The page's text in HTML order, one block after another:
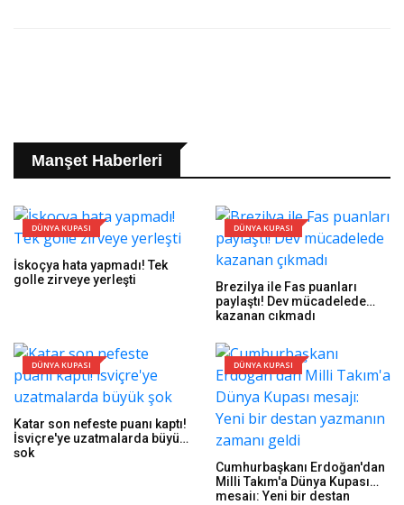
Manşet Haberleri
DÜNYA KUPASI
İskoçya hata yapmadı! Tek
golle zirveye yerleşti
DÜNYA KUPASI
Brezilya ile Fas puanları
paylaştı! Dev mücadelede
kazanan çıkmadı
DÜNYA KUPASI
Katar son nefeste puanı kaptı!
İsviçre'ye uzatmalarda büyük
şok
DÜNYA KUPASI
Cumhurbaşkanı Erdoğan'dan
Milli Takım'a Dünya Kupası
mesajı: Yeni bir destan